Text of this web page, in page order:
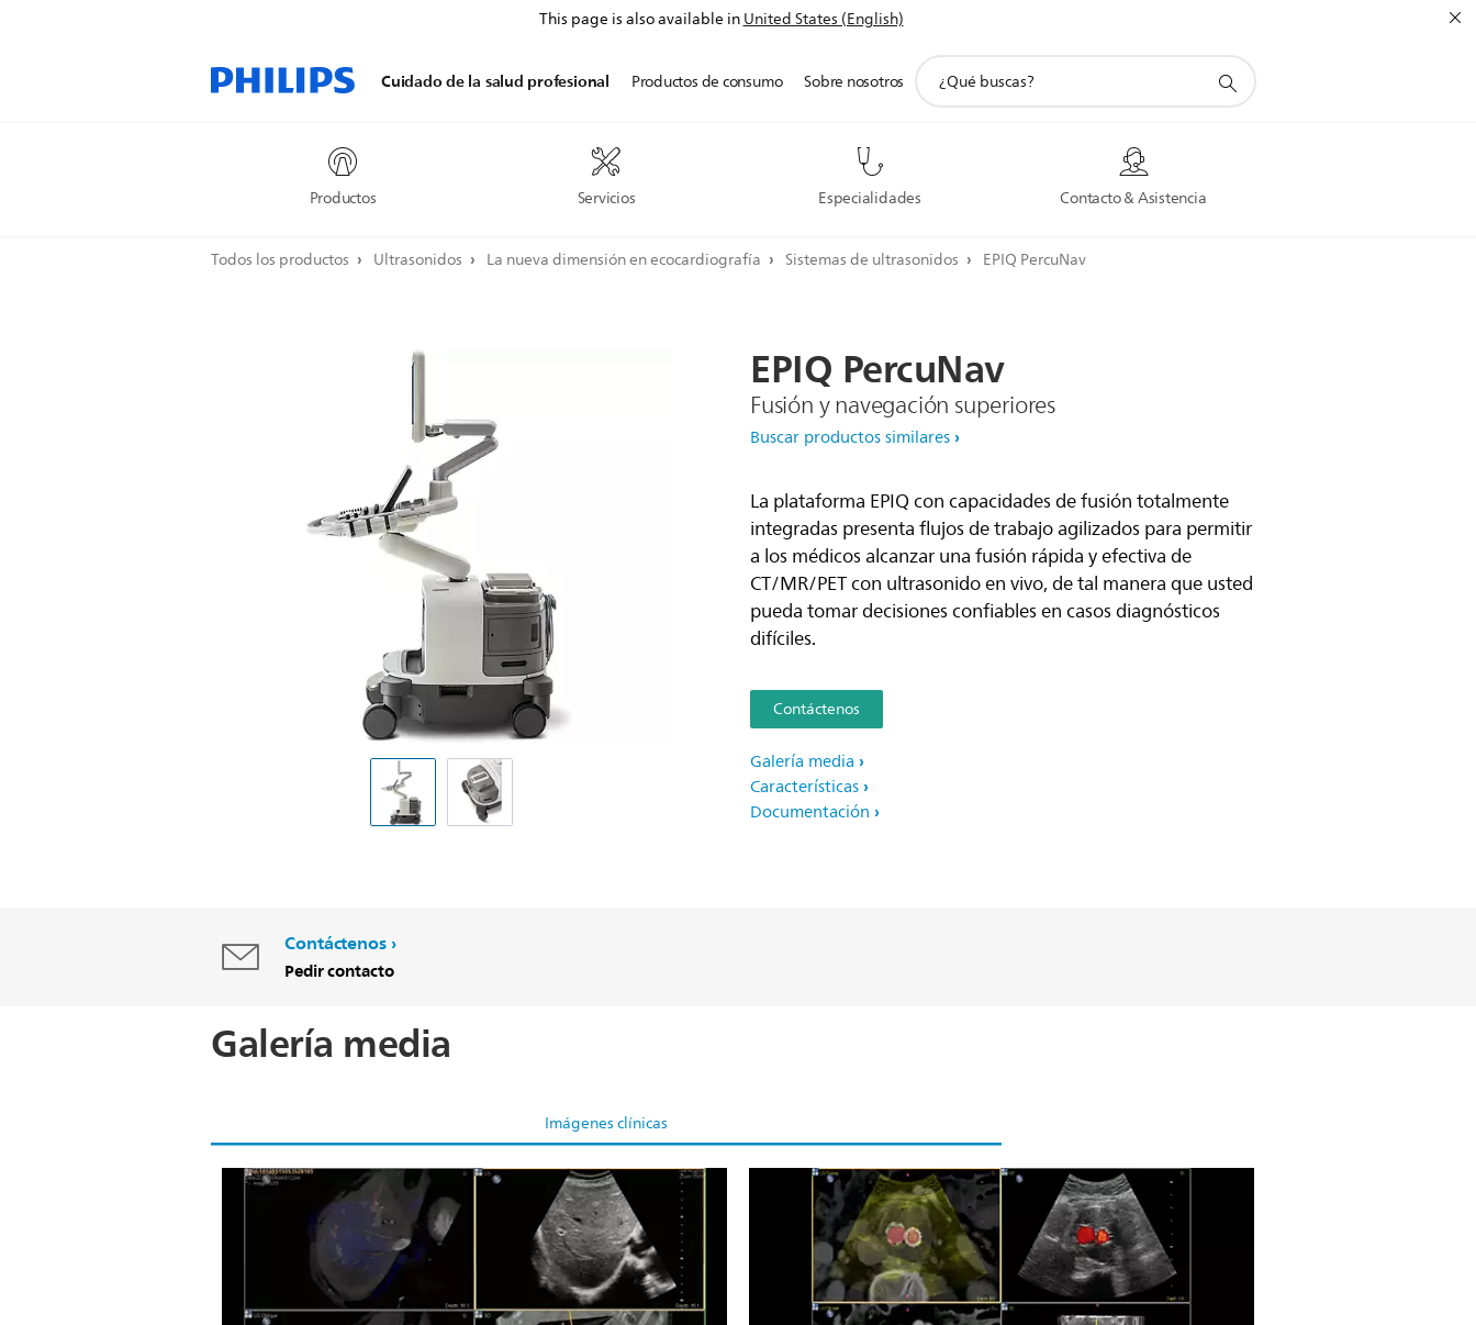
This page is also available inUnited States (English)
Cuidado de la salud profesional
Productos Servicios Especialidades Contacto & Asistencia
Productos de consumo Sobre nosotros
Todos los productos Ultrasonidos La nueva dimensión en ecocardiografía Sistemas de ultrasonidos EPIQ PercuNav
EPIQ PercuNav
Fusión y navegación superiores
Buscar productos similares
La plataforma EPIQ con capacidades de fusión totalmente
integradas presenta flujos de trabajo agilizados para permitir
a los médicos alcanzar una fusión rápida y efectiva de
CT/MR/PET con ultrasonido en vivo, de tal manera que usted
pueda tomar decisiones confiables en casos diagnósticos
difíciles.
Contáctenos
Galería media
Características
Documentación
Contáctenos
Pedir contacto
Galería media
Imágenes clínicas